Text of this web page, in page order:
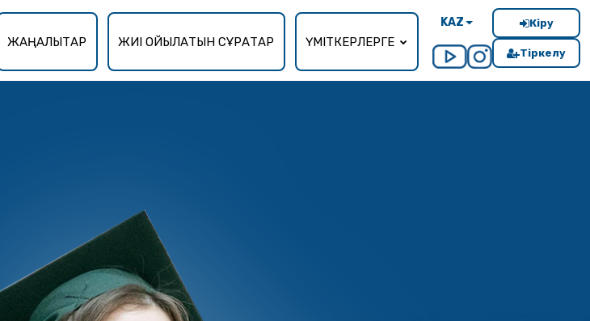
KAZ Кіру
Тіркелу
ЖАҢАЛЫҚТАР ЖИІ ҚОЙЫЛАТЫН СҰРАҚТАР ҮМІТКЕРЛЕРГЕ